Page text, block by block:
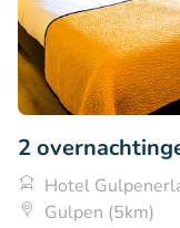
2
Hotel
Gulpen (5km)